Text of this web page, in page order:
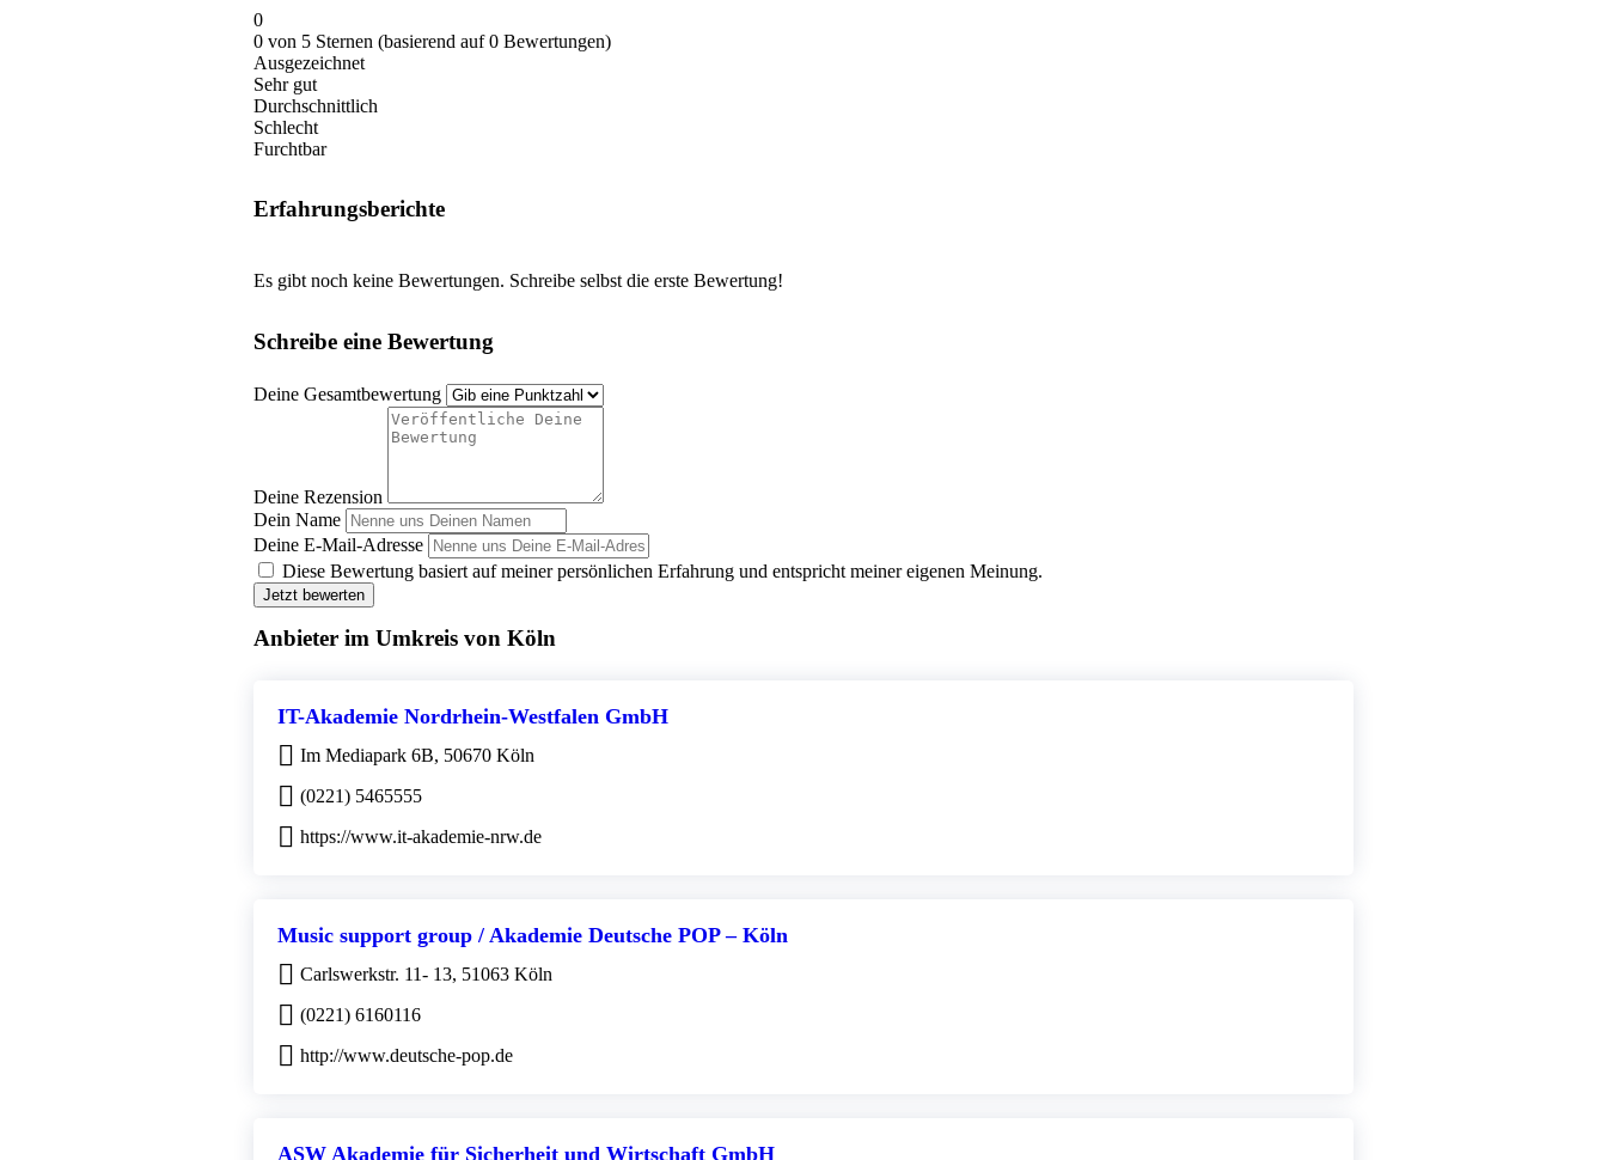
0
0 von 5 Sternen (basierend auf 0 Bewertungen)
Ausgezeichnet
Sehr gut
Durchschnittlich
Schlecht
Furchtbar
Erfahrungsberichte
Es gibt noch keine Bewertungen. Schreibe selbst die erste Bewertung!
Schreibe eine Bewertung
Deine Gesamtbewertung
Deine Rezension
Dein Name
Deine E-Mail-Adresse
Diese Bewertung basiert auf meiner persönlichen Erfahrung und entspricht meiner eigenen Meinung.
Jetzt bewerten
Anbieter im Umkreis von Köln
IT-Akademie Nordrhein-Westfalen GmbH
Im Mediapark 6B, 50670 Köln
(0221) 5465555
https://www.it-akademie-nrw.de
Music support group / Akademie Deutsche POP – Köln
Carlswerkstr. 11- 13, 51063 Köln
(0221) 6160116
http://www.deutsche-pop.de
ASW Akademie für Sicherheit und Wirtschaft GmbH